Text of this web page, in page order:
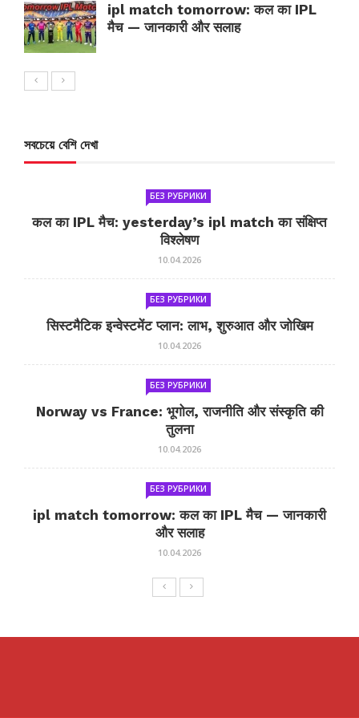
ipl match tomorrow: कल का IPL
मैच — जानकारी और सलाह
সবচেয়ে বেশি দেখা
БЕЗ РУБРИКИ
कल का IPL मैच: yesterday’s ipl match का संक्षिप्त
विश्लेषण
10.04.2026
БЕЗ РУБРИКИ
सिस्टमैटिक इन्वेस्टमेंट प्लान: लाभ, शुरुआत और जोखिम
10.04.2026
БЕЗ РУБРИКИ
Norway vs France: भूगोल, राजनीति और संस्कृति की
तुलना
10.04.2026
БЕЗ РУБРИКИ
ipl match tomorrow: कल का IPL मैच — जानकारी
और सलाह
10.04.2026